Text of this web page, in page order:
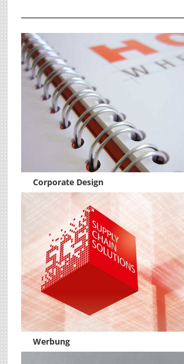
Corporate Design
Werbung